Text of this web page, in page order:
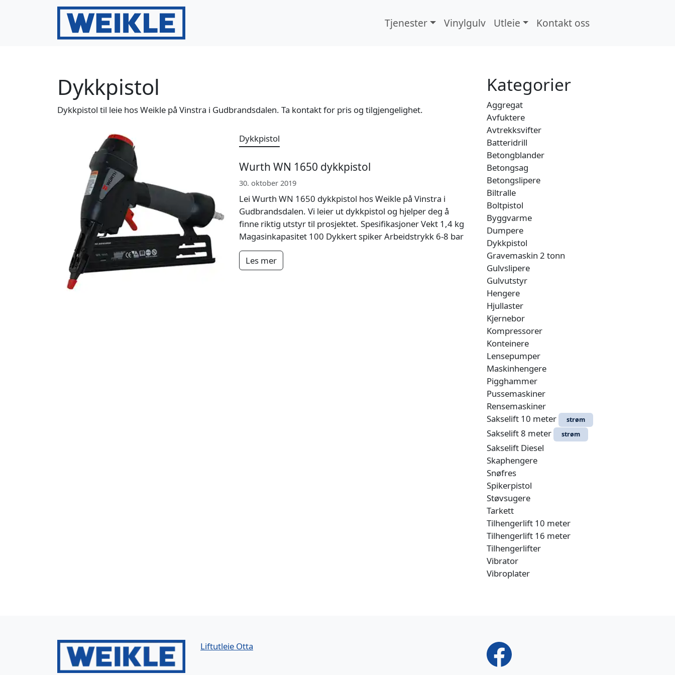
Gå til bunntekst
Tjenester Vinylgulv Utleie Kontakt oss
Dykkpistol
Dykkpistol til leie hos Weikle på Vinstra i Gudbrandsdalen. Ta kontakt for pris og tilgjengelighet.
Dykkpistol
Wurth WN 1650 dykkpistol
30. oktober 2019
Lei Wurth WN 1650 dykkpistol hos Weikle på Vinstra i
Gudbrandsdalen. Vi leier ut dykkpistol og hjelper deg å
finne riktig utstyr til prosjektet. Spesifikasjoner Vekt 1,4 kg
Magasinkapasitet 100 Dykkert spiker Arbeidstrykk 6-8 bar
Les mer
Kategorier
Aggregat
Avfuktere
Avtrekksvifter
Batteridrill
Betongblander
Betongsag
Betongslipere
Biltralle
Boltpistol
Byggvarme
Dumpere
Dykkpistol
Gravemaskin 2 tonn
Gulvslipere
Gulvutstyr
Hengere
Hjullaster
Kjernebor
Kompressorer
Konteinere
Lensepumper
Maskinhengere
Pigghammer
Pussemaskiner
Rensemaskiner
Sakselift 10 meter
strøm
Sakselift 8 meter strøm
Sakselift Diesel
Skaphengere
Snøfres
Spikerpistol
Støvsugere
Tarkett
Tilhengerlift 10 meter
Tilhengerlift 16 meter
Tilhengerlifter
Vibrator
Vibroplater
Liftutleie Otta